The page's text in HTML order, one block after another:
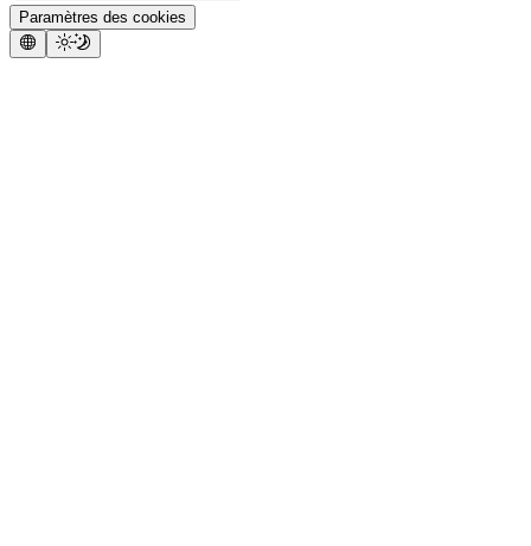
Paramètres des cookies